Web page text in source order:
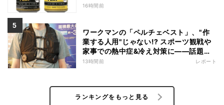
16時間前
ワークマンの「ペルチェベスト」、"作
業する人用"じゃない!? スポーツ観戦や
家事での熱中症&冷え対策に――話題の
商品を徹底検証
13時間前 レポート
ランキングをもっと見る